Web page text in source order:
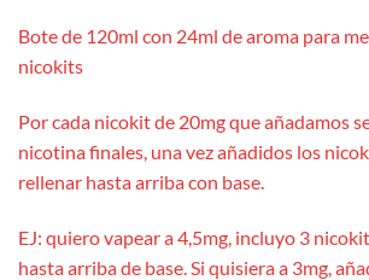
Bote de 120ml con 24ml de aroma para
nicokits
Por cada nicokit de 20mg que añadamos
nicotina finales, una vez añadidos los
rellenar hasta arriba con base.
EJ: quiero vapear a 4,5mg, incluyo 3
hasta arriba de base. Si quisiera a 3mg,